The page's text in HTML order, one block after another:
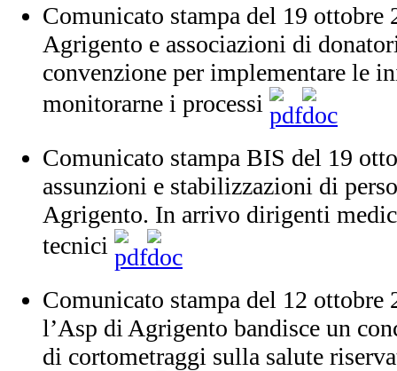
Comunicato stampa del 19 ottobre
Agrigento e associazioni di
convenzione per implementare le
monitorarne i processi
Comunicato stampa BIS del 19
assunzioni e stabilizzazioni di
Agrigento. In arrivo dirigenti
tecnici
Comunicato stampa del 12 ottobre
l’Asp di Agrigento bandisce un
di cortometraggi sulla salute